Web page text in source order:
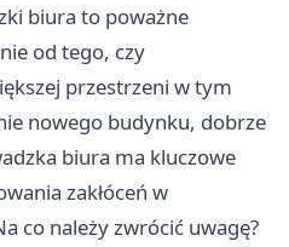
biura to poważne
od tego, czy
przestrzeni w tym
nowego budynku, dobrze
biura ma kluczowe
zakłóceń w
co należy zwrócić uwagę?